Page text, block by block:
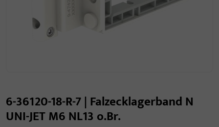
6-36120-18-R-7 | Falzecklagerband N
UNI-JET M6 NL13 o.Br.